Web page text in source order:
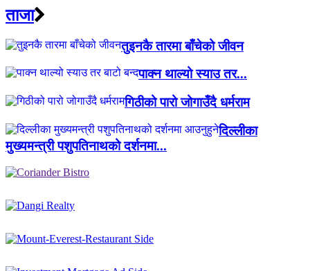
ताजा
तुइनकै तारमा बाँचेको जीवन
पाक्न थाल्यो स्याउ तर...
गिठीको पारो जोगाउँदै धर्मराम
दिल्लीका
मुख्यमन्त्री पशुपतिनाथको दर्शनमा...